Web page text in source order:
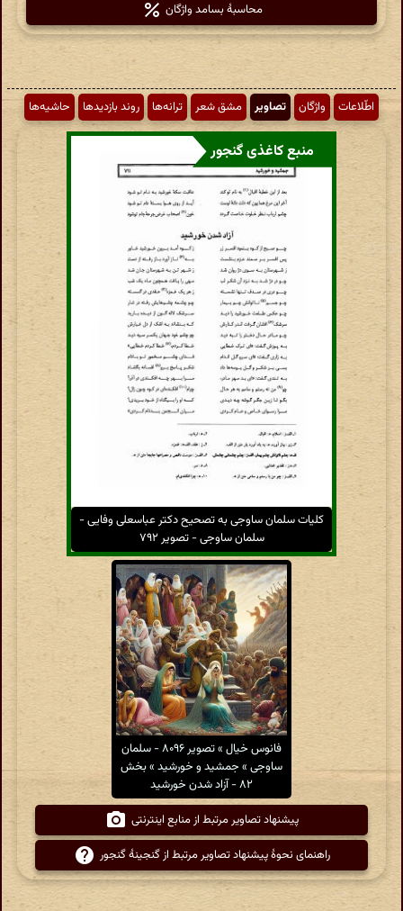
محاسبهٔ بسامد واژگان
اطّلاعات واژگان تصاویر مشق شعر ترانه‌ها روند بازدیدها حاشیه‌ها
منبع کاغذی گنجور
کلیات سلمان ساوجی به تصحیح دکتر عباسعلی وفایی -
سلمان ساوجی - تصویر ۷۹۲
فانوس خیال » تصویر ۸۰۹۶ - سلمان
ساوجی » جمشید و خورشید » بخش
۸۲ - آزاد شدن خورشید
پیشنهاد تصاویر مرتبط از منابع اینترنتی
راهنمای نحوهٔ پیشنهاد تصاویر مرتبط از گنجینهٔ گنجور